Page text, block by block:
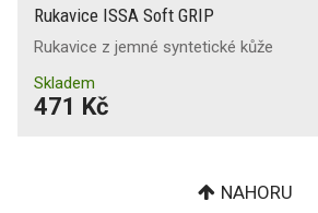
Rukavice ISSA Soft GRIP
Rukavice z jemné syntetické kůže
Skladem
471 Kč
NAHORU